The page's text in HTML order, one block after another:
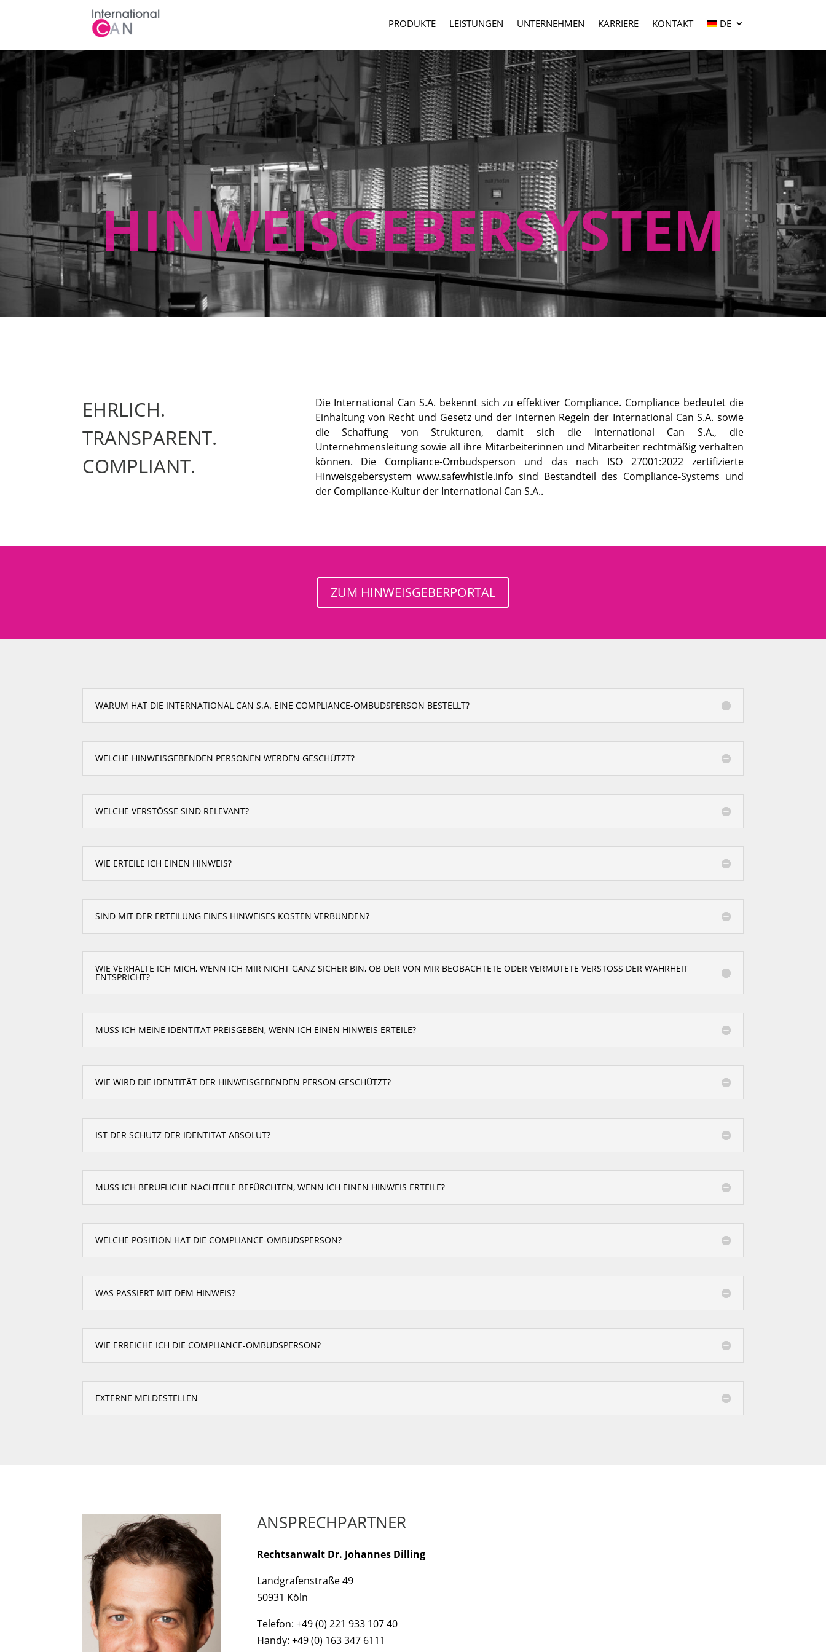
PRODUKTE LEISTUNGEN UNTERNEHMEN KARRIERE KONTAKT DE
HINWEISGEBERSYSTEM
EHRLICH.
TRANSPARENT.
COMPLIANT.
Die International Can S.A. bekennt sich zu effektiver Compliance. Compliance bedeutet die
Einhaltung von Recht und Gesetz und der internen Regeln der International Can S.A. sowie
die Schaffung von Strukturen, damit sich die International Can S.A., die
Unternehmensleitung sowie all ihre Mitarbeiterinnen und Mitarbeiter rechtmäßig verhalten
können. Die Compliance-Ombudsperson und das nach ISO 27001:2022 zertifizierte
Hinweisgebersystem www.safewhistle.info sind Bestandteil des Compliance-Systems und
der Compliance-Kultur der International Can S.A..
ZUM HINWEISGEBERPORTAL
WARUM HAT DIE INTERNATIONAL CAN S.A. EINE COMPLIANCE-OMBUDSPERSON BESTELLT?
WELCHE HINWEISGEBENDEN PERSONEN WERDEN GESCHÜTZT?
WELCHE VERSTÖSSE SIND RELEVANT?
WIE ERTEILE ICH EINEN HINWEIS?
SIND MIT DER ERTEILUNG EINES HINWEISES KOSTEN VERBUNDEN?
WIE VERHALTE ICH MICH, WENN ICH MIR NICHT GANZ SICHER BIN, OB DER VON MIR BEOBACHTETE ODER VERMUTETE VERSTOSS DER WAHRHEIT E
NTSPRICHT?
MUSS ICH MEINE IDENTITÄT PREISGEBEN, WENN ICH EINEN HINWEIS ERTEILE?
WIE WIRD DIE IDENTITÄT DER HINWEISGEBENDEN PERSON GESCHÜTZT?
IST DER SCHUTZ DER IDENTITÄT ABSOLUT?
MUSS ICH BERUFLICHE NACHTEILE BEFÜRCHTEN, WENN ICH EINEN HINWEIS ERTEILE?
WELCHE POSITION HAT DIE COMPLIANCE-OMBUDSPERSON?
WAS PASSIERT MIT DEM HINWEIS?
WIE ERREICHE ICH DIE COMPLIANCE-OMBUDSPERSON?
EXTERNE MELDESTELLEN
ANSPRECHPARTNER
Rechtsanwalt Dr. Johannes Dilling
Landgrafenstraße 49
50931 Köln
Telefon: +49 (0) 221 933 107 40
Handy: +49 (0) 163 347 6111